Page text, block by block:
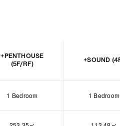
+PENTHOUSE
(5F/RF)
+SOUND (4F)
1 Bedroom 1 Bedroom